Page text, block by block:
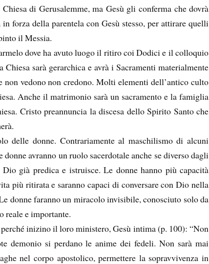
di Gerusalemme, ma Gesù gli conferma che dovrà
forza della parentela con Gesù stesso, per attirare quelli
il Messia.
dove ha avuto luogo il ritiro coi Dodici e il colloquio
Chiesa sarà gerarchica e avrà i Sacramenti materialmente
vedono non credono. Molti elementi dell’antico culto
Anche il matrimonio sarà un sacramento e la famiglia
Cristo preannuncia la discesa dello Spirito Santo che
delle donne. Contrariamente al maschilismo di alcuni
donne avranno un ruolo sacerdotale anche se diverso dagli
già predica e istruisce. Le donne hanno più capacità
più ritirata e saranno capaci di conversare con Dio nella
donne faranno un miracolo invisibile, conosciuto solo da
reale e importante.
inizino il loro ministero, Gesù intima (p. 100): “Non
demonio si perdano le anime dei fedeli. Non sarà mai
nel corpo apostolico, permettere la sopravvivenza in